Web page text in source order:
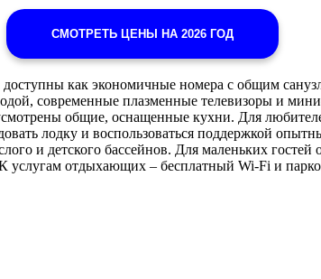
СМОТРЕТЬ ЦЕНЫ НА 2026 ГОД
доступны как экономичные номера с общим
современные плазменные телевизоры и
общие, оснащенные кухни. Для
лодку и воспользоваться поддержкой
и детского бассейнов. Для маленьких
услугам отдыхающих – бесплатный Wi-Fi и